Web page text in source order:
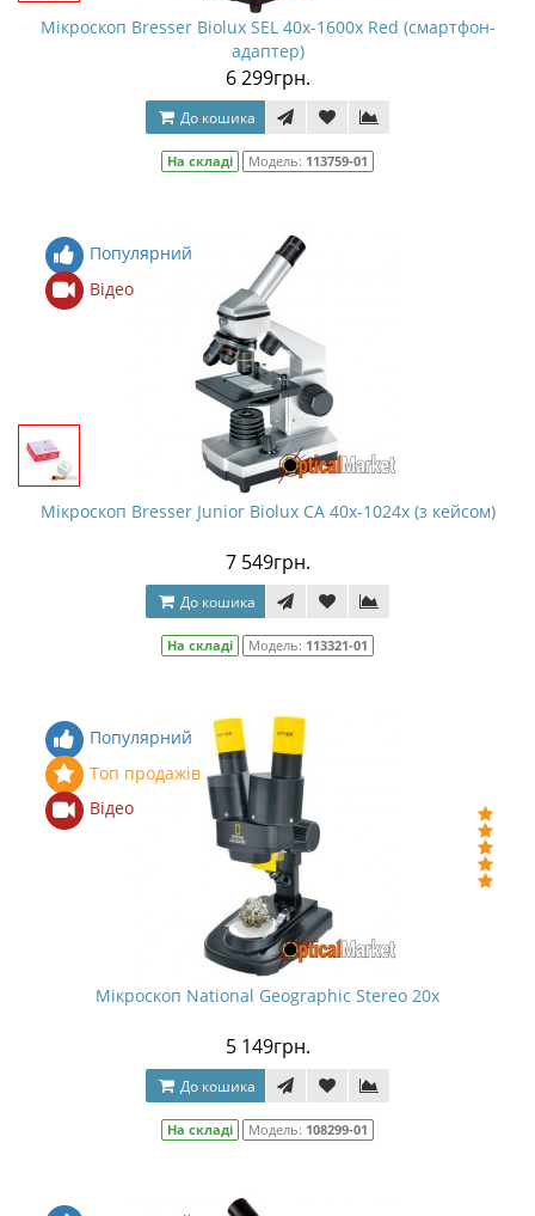
Мікроскоп Bresser Biolux SEL 40x-1600x Red (смартфон-
адаптер)
6 299грн.
До кошика
На складі Модель: 113759-01
Популярний
Відео
Мікроскоп Bresser Junior Biolux CA 40x-1024x (з кейсом)
7 549грн.
До кошика
На складі Модель: 113321-01
Популярний
Топ продажів
Відео
Мікроскоп National Geographic Stereo 20x
5 149грн.
До кошика
На складі Модель: 108299-01